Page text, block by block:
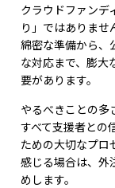
クラウドファンデ
り」ではありま
綿密な準備から、
な対応まで、膨大
要があります。
やるべきことの多
すべて支援者との
ための大切なプロ
感じる場合は、外
めします。